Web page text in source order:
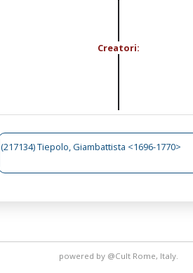
Creatori:
(217134) Tiepolo, Giambattista <1696-1770>
powered by @Cult Rome, Italy.